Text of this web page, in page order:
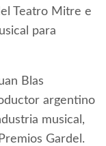
Teatro Mitre e
para
Blas
argentino
musical,
Gardel.